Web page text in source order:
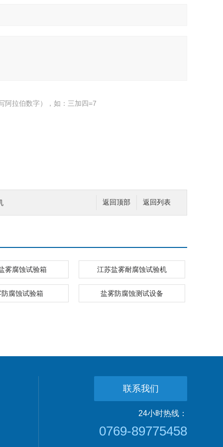
阿拉伯数字），如：三加四=7
返回列表
返回顶部
雾腐蚀试验箱 江苏盐雾耐腐蚀试验机
防腐蚀试验箱 盐雾防腐蚀测试设备
联系我们
24小时热线：
0769-89775458